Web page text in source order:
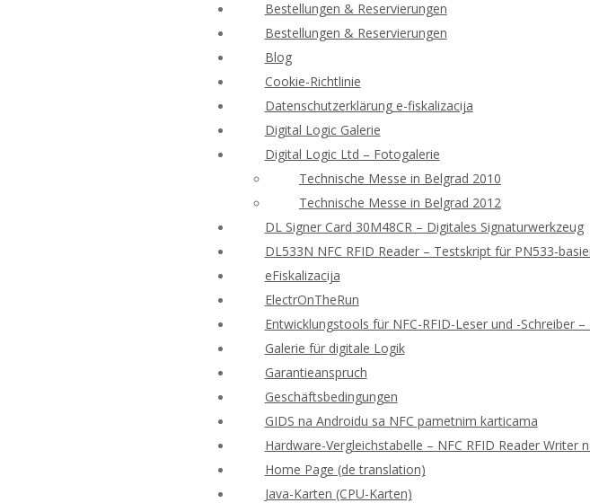
Bestellungen & Reservierungen
Bestellungen & Reservierungen
Blog
Cookie-Richtlinie
Datenschutzerklärung e-fiskalizacija
Digital Logic Galerie
Digital Logic Ltd – Fotogalerie
Technische Messe in Belgrad 2010
Technische Messe in Belgrad 2012
DL Signer Card 30M48CR – Digitales Signaturwerkzeug
DL533N NFC RFID Reader – Testskript für PN533-
eFiskalizacija
ElectrOnTheRun
Entwicklungstools für NFC-RFID-Leser und -Schreiber
Galerie für digitale Logik
Garantieanspruch
Geschäftsbedingungen
GIDS na Androidu sa NFC pametnim karticama
Hardware-Vergleichstabelle – NFC RFID Reader Writer
Home Page (de translation)
Java-Karten (CPU-Karten)